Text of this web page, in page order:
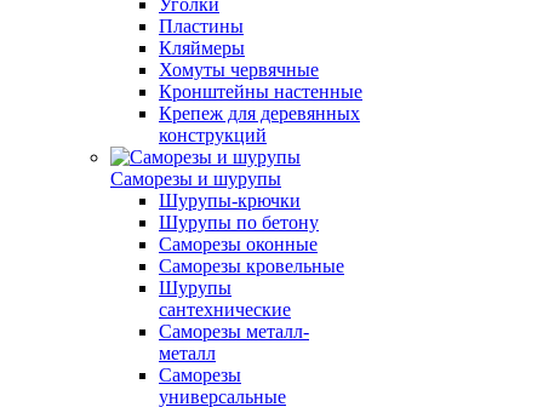
Уголки
Пластины
Кляймеры
Хомуты червячные
Кронштейны настенные
Крепеж для деревянных
конструкций
Саморезы и шурупы
Шурупы-крючки
Шурупы по бетону
Саморезы оконные
Саморезы кровельные
Шурупы
сантехнические
Саморезы металл-
металл
Саморезы
универсальные